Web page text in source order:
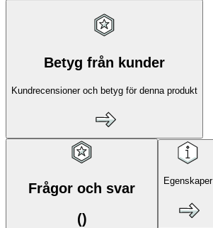
Betyg från kunder
Kundrecensioner och betyg för denna produkt
Frågor och svar
()
Egenskaper